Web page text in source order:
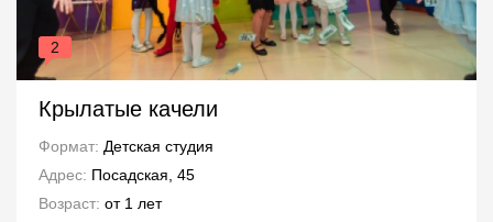
2
Крылатые качели
Формат: Детская студия
Адрес: Посадская, 45
Возраст: от 1 лет